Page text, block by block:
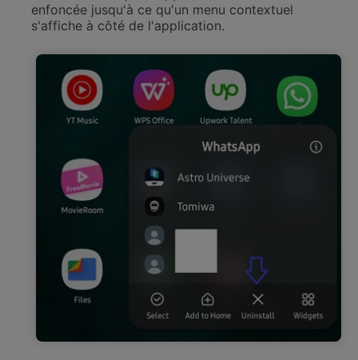
enfoncée jusqu'à ce qu'un menu contextuel
s'affiche à côté de l'application.